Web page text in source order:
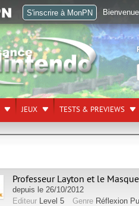
JEUX TESTS & PREVIEWS
Professeur Layton et le
depuis le 26/10/2012
Editeur Level 5 Genre Réflexion
S'inscrire à MonPN